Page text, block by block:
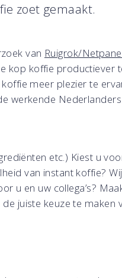
zoet gemaakt.
van Ruigrok/
kop koffie productiever
meer plezier te
werkende
etc.) Kiest u
van instant koffie?
u en uw collega’s?
juiste keuze te maken